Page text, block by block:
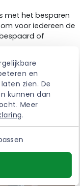
en
zien. De
kunnen dan
Meer
.
met het besparen
voor iedereen de
of